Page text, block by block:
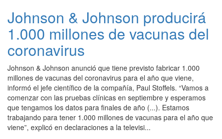
Johnson & Johnson producirá
1.000 millones de vacunas del
coronavirus
Johnson & Johnson anunció que tiene previsto fabricar 1.000
millones de vacunas del coronavirus para el año que viene,
informó el jefe científico de la compañía, Paul Stoffels. “Vamos a
comenzar con las pruebas clínicas en septiembre y esperamos
que tengamos los datos para finales de año (...). Estamos
trabajando para tener 1.000 millones de vacunas para el año que
viene”, explicó en declaraciones a la televisi...